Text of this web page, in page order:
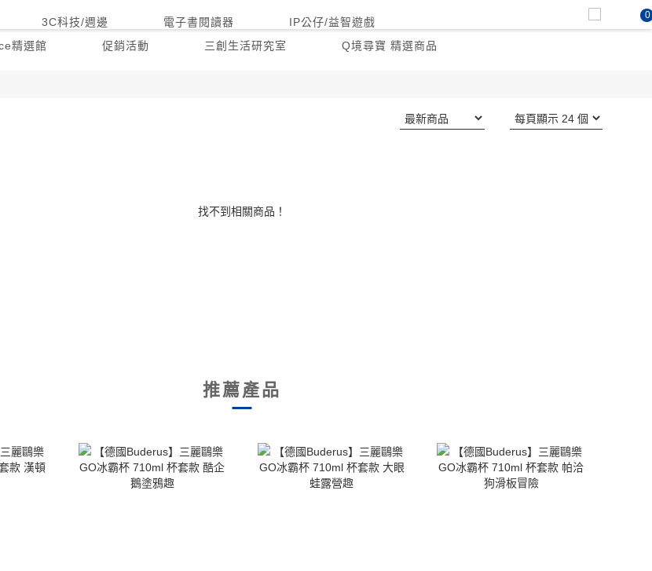
0
3C科技/週邊 電子書閱讀器
IP公仔/益智遊戲
精選館 促銷活動 三創生活研究室 Q境尋寶 精選商品
找不到相關商品！
推薦產品